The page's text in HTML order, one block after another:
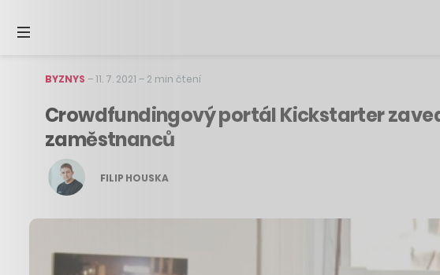
BYZNYS –11. 7. 2021 – 2 min čtení
Crowdfundingový portál Kickstarter
zaměstnanců
FILIP HOUSKA